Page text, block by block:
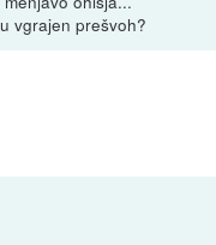
vgrajen prešvoh?